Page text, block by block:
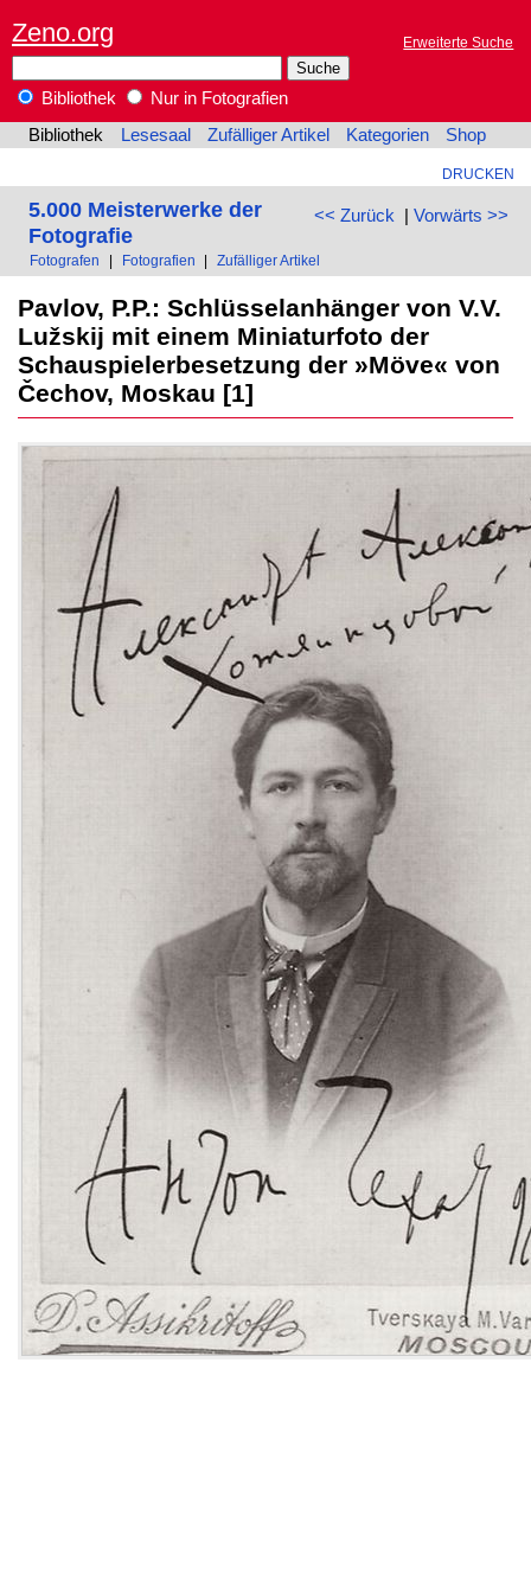
Zeno.org Erweiterte Suche
Bibliothek
Nur in Fotografien
Bibliothek
Lesesaal Zufälliger Artikel Kategorien Shop
DRUCKEN
<< Zurück | Vorwärts >>
5.000 Meisterwerke der
Fotografie
Fotografen Fotografien Zufälliger Artikel
Pavlov, P.P.: Schlüsselanhänger von V.V.
Lužskij mit einem Miniaturfoto der
Schauspielerbesetzung der »Möve« von
Čechov, Moskau [1]